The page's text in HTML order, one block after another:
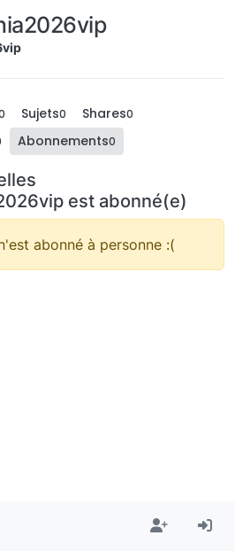
Sujets0 Shares0
Abonnements0
est abonné(e)
abonné à personne :(